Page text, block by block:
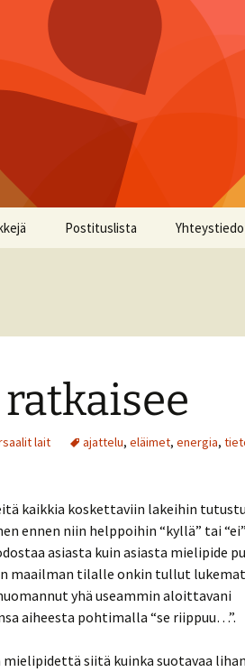
Postituslista
lait ajattelu, eläimet, energia,
kaikkia koskettaviin lakeihin
ennen niin helppoihin “kyllä” tai
asiasta kuin asiasta mielipide
maailman tilalle onkin tullut
yhä useammin aloittavani
aiheesta pohtimalla “se riippuu…”.
siitä kuinka suotavaa